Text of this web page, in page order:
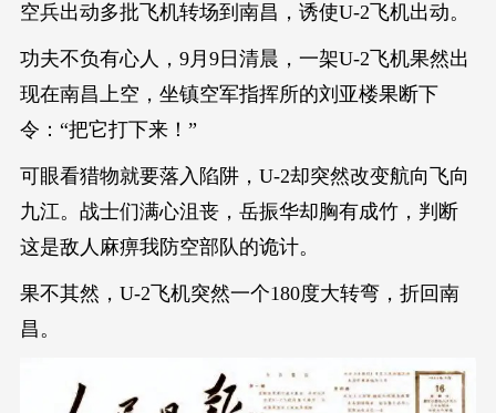
空兵出动多批飞机转场到南昌，诱使U-2飞机出动。
功夫不负有心人，9月9日清晨，一架U-2飞机果然出
现在南昌上空，坐镇空军指挥所的刘亚楼果断下
令：“把它打下来！”
可眼看猎物就要落入陷阱，U-2却突然改变航向飞向
九江。战士们满心沮丧，岳振华却胸有成竹，判断
这是敌人麻痹我防空部队的诡计。
果不其然，U-2飞机突然一个180度大转弯，折回南
昌。